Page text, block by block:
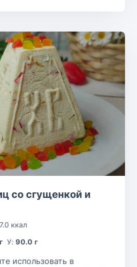
со сгущенкой и
ккал
У:90.0 г
использовать в